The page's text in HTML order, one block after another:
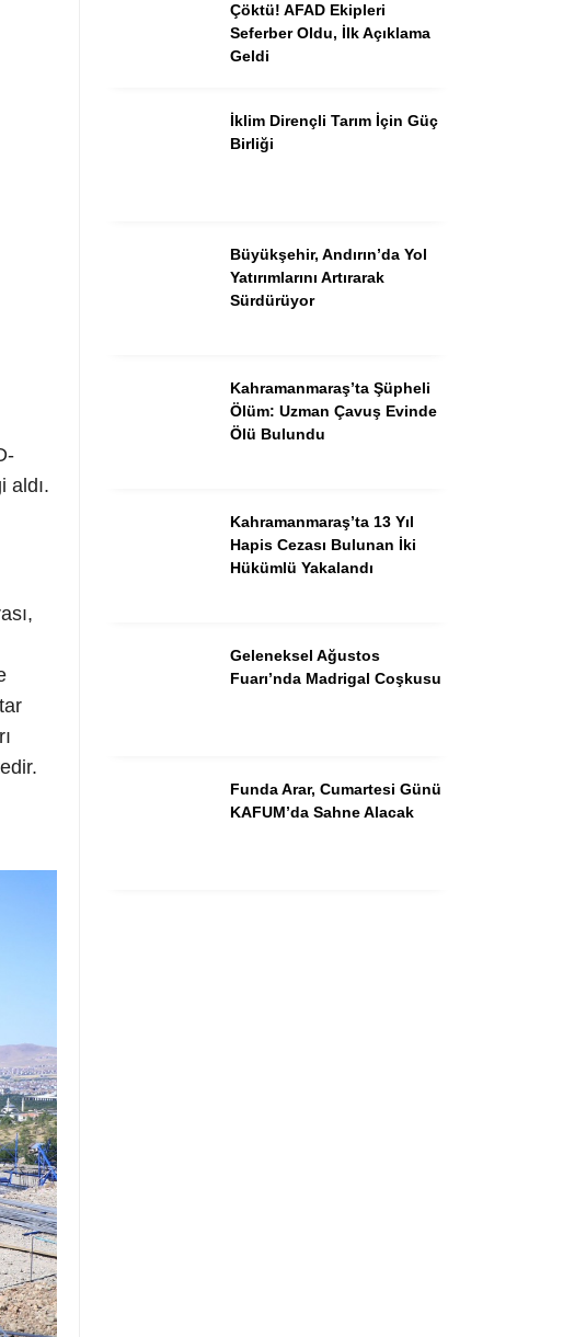
EKONOMİ
Instagram
aldı.
Çöktü! AFAD Ekipleri
Seferber Oldu, İlk Açıklama
Geldi
İklim Dirençli Tarım İçin Güç
Birliği
Büyükşehir, Andırın’da Yol
Yatırımlarını Artırarak
Sürdürüyor
Kahramanmaraş’ta Şüpheli
Ölüm: Uzman Çavuş Evinde
Ölü Bulundu
Kahramanmaraş’ta 13 Yıl
Hapis Cezası Bulunan İki
Hükümlü Yakalandı
Geleneksel Ağustos
Fuarı’nda Madrigal Coşkusu
Funda Arar, Cumartesi Günü
KAFUM’da Sahne Alacak